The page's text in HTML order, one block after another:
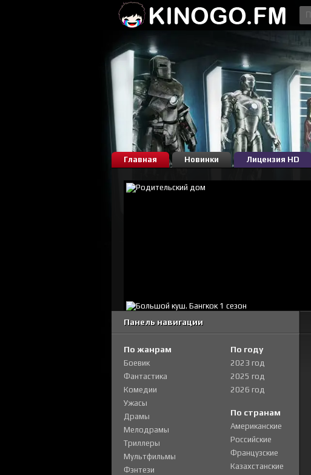
Главная Новинки Лицензия HD
Панель навигации
По жанрам
Боевик
Фантастика
Комедии
Ужасы
Драмы
Мелодрамы
Триллеры
Мультфильмы
Фэнтези
По году
2023 год
2025 год
2026 год
По странам
Американские
Российские
Французские
Казахстанские